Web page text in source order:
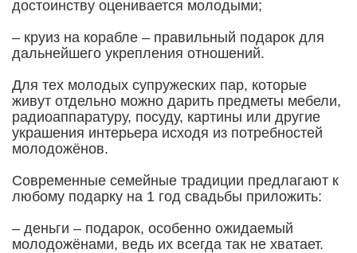
достоинству оценивается молодыми;
– круиз на корабле – правильный подарок для
дальнейшего укрепления отношений.
Для тех молодых супружеских пар, которые
живут отдельно можно дарить предметы мебели,
радиоаппаратуру, посуду, картины или другие
украшения интерьера исходя из потребностей
молодожёнов.
Современные семейные традиции предлагают к
любому подарку на 1 год свадьбы приложить:
– деньги – подарок, особенно ожидаемый
молодожёнами, ведь их всегда так не хватает.